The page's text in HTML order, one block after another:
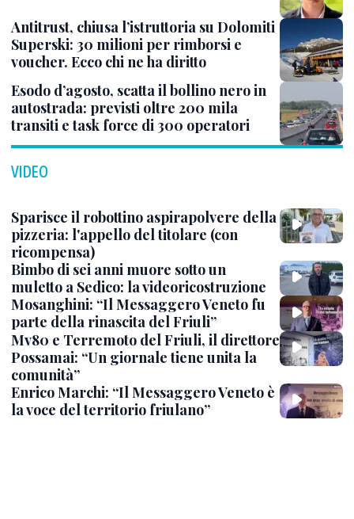
Antitrust, chiusa l’istruttoria su Dolomiti
Superski: 30 milioni per rimborsi e
voucher. Ecco chi ne ha diritto
Esodo d’agosto, scatta il bollino nero in
autostrada: previsti oltre 200 mila
transiti e task force di 300 operatori
VIDEO
Sparisce il robottino aspirapolvere della
pizzeria: l'appello del titolare (con
ricompensa)
Bimbo di sei anni muore sotto un
muletto a Sedico: la videoricostruzione
Mosanghini: “Il Messaggero Veneto fu
parte della rinascita del Friuli”
Mv80 e Terremoto del Friuli, il direttore
Possamai: “Un giornale tiene unita la
comunità”
Enrico Marchi: “Il Messaggero Veneto è
la voce del territorio friulano”